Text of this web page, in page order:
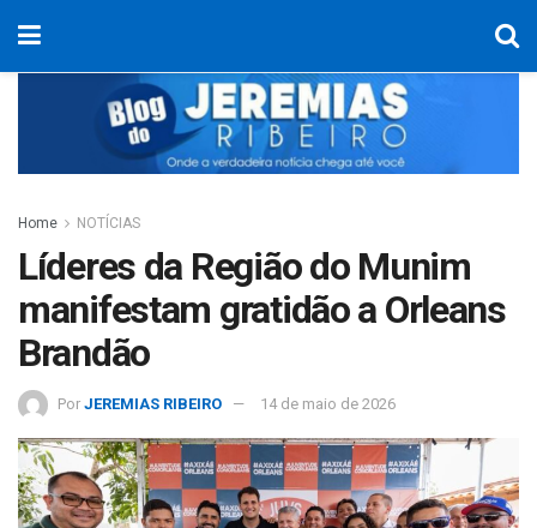
Home NOTÍCIAS
Líderes da Região do Munim
manifestam gratidão a Orleans
Brandão
Por JEREMIAS RIBEIRO 14 de maio de 2026